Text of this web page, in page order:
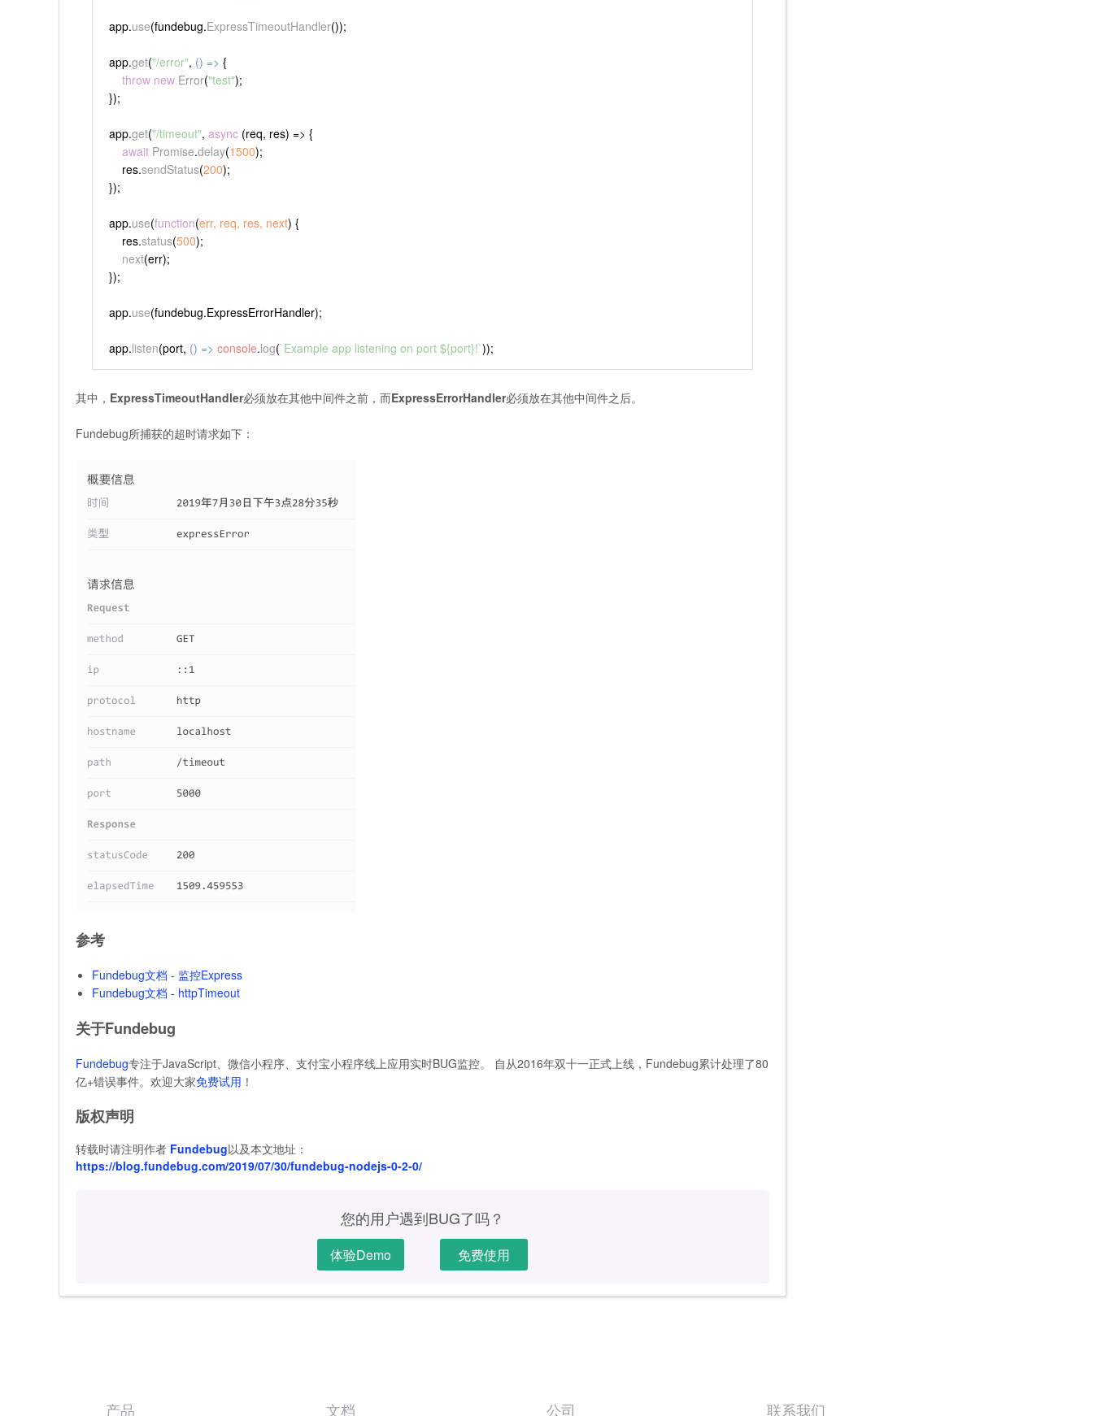
app.use(fundebug.ExpressTimeoutHandler());
app.get("/error", () => {
throw new Error("test");
});
app.get("/timeout", async (req, res) => {
await Promise.delay(1500);
    res.
sendStatus(200);
});
app.use(function(err, req, res, next) {
    res.
status(500);
next(err);
});
app.use(fundebug.ExpressErrorHandler);
app.listen(port, () => console.log(`Example app listening on port ${port}!`));
其中， ExpressTimeoutHandler必须放在其他中间件之前，而ExpressErrorHandler必须放在其他中间件之后。
Fundebug所捕获的超时请求如下：
参考
Fundebug文档 - 监控Express
Fundebug文档 - httpTimeout
关于Fundebug
Fundebug专注于JavaScript、微信小程序、支付宝小程序线上应用实时BUG监控。 自从2016年双十一正式上线，Fundebug累计处理了80
亿+错误事件。欢迎大家免费试用 ！
版权声明
转载时请注明作者 Fundebug以及本文地址：
https://blog.fundebug.com/2019/07/30/fundebug-nodejs-0-2-0/
您的用户遇到BUG了吗？
体验Demo 免费使用
产品 文档 公司 联系我们